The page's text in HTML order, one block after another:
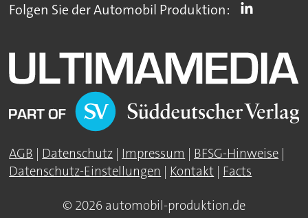
Folgen Sie der Automobil Produktion:
AGB | Datenschutz | Impressum | BFSG-Hinweise |
Datenschutz-Einstellungen | Kontakt | Facts
© 2026 automobil-produktion.de